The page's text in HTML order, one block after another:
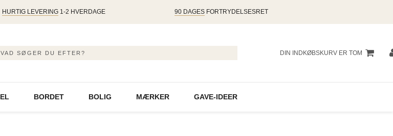
HURTIG LEVERING1-2 HVERDAGE 90 DAGESFORTRYDELSESRET
DIN INDKØBSKURV ER TOM
EL BORDET BOLIG MÆRKER GAVE-IDEER